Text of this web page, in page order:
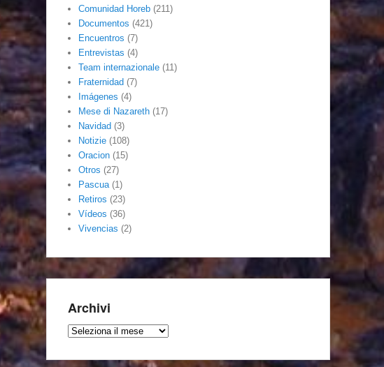
Comunidad Horeb (211)
Documentos (421)
Encuentros (7)
Entrevistas (4)
Team internazionale (11)
Fraternidad (7)
Imágenes (4)
Mese di Nazareth (17)
Navidad (3)
Notizie (108)
Oracion (15)
Otros (27)
Pascua(1)
Retiros (23)
Vídeos (36)
Vivencias (2)
Archivi
Archivi